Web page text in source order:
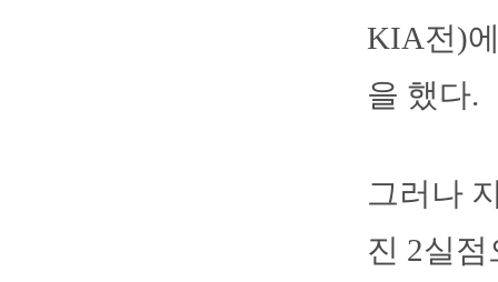
KIA전)
을 했다.
그러나
진 2실